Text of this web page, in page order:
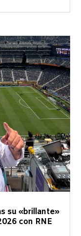
su «brillante»
con RNE